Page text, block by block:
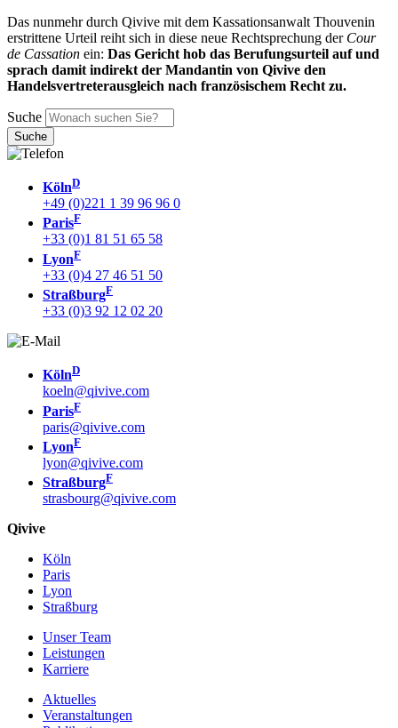
Das nunmehr durch Qivive mit dem Kassationsanwalt Thouvenin
erstrittene Urteil reiht sich in diese neue Rechtsprechung der Cour
de Cassation ein: Das Gericht hob das Berufungsurteil auf und
sprach damit indirekt der Mandantin von Qivive den
Handelsvertreterausgleich nach französischem Recht zu.
Suche
KölnD
+49 (0)221 1 39 96 96 0
ParisF
+33 (0)1 81 51 65 58
LyonF
+33 (0)4 27 46 51 50
StraßburgF
+33 (0)3 92 12 02 20
KölnD
koeln@qivive.com
ParisF
paris@qivive.com
LyonF
lyon@qivive.com
StraßburgF
strasbourg@qivive.com
Qivive
Köln
Paris
Lyon
Straßburg
Unser Team
Leistungen
Karriere
Aktuelles
Veranstaltungen